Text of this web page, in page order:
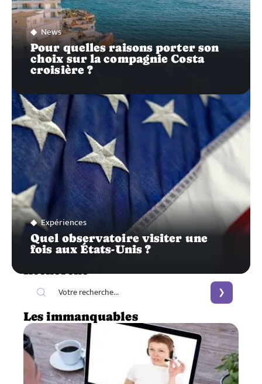
News
Pour quelles raisons porter son
choix sur la compagnie Costa
croisière ?
Expériences
Quel observatoire visiter une
fois aux États-Unis ?
Recherche
Les immanquables